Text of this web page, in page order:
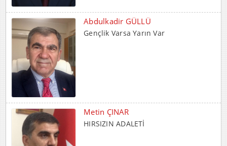
Metin ÇINAR
İrfan CENGER